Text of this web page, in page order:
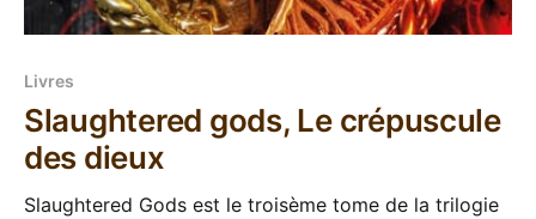
Livres
Slaughtered gods, Le crépuscule
des dieux
Slaughtered Gods est le troisème tome de la trilogie